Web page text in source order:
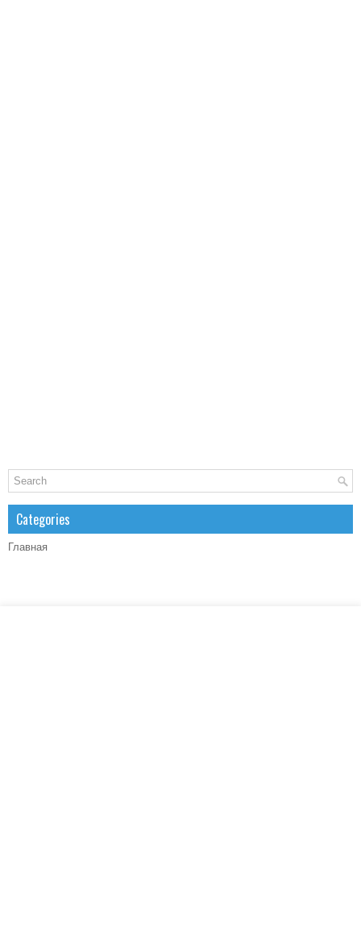
Categories
Главная